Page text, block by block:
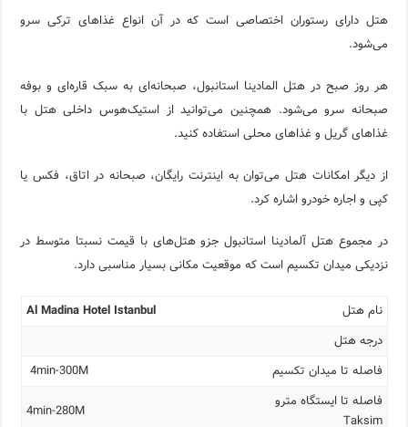
هتل دارای رستوران اختصاصی است که در آن انواع غذاهای ترکی سرو
می‌شود.
هر روز صبح در هتل المادینا استانبول، صبحانه‌ای به سبک قاره‌ای و بوفه
صبحانه سرو می‌شود. همچنین می‌توانید از استیک‌هوس داخلی هتل با
غذاهای گریل و غذاهای محلی استفاده کنید.
از دیگر امکانات هتل می‌توان به اینترنت رایگان، صبحانه در اتاق، فکس یا
کپی و اجاره خودرو اشاره کرد.
در مجموع هتل آلمادینا استانبول جزو هتل‌های با قیمت نسبتا متوسط در
نزدیکی میدان تکسیم است که موقعیت مکانی بسیار مناسبی دارد.
نام هتل
Al Madina Hotel Istanbul
درجه هتل
فاصله تا میدان تکسیم
4min-300M
فاصله تا ایستگاه مترو
Taksim
4min-280M